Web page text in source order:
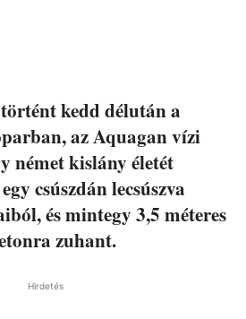
kedd délután a
az Aquagan vízi
német kislány életét
csúszdán lecsúszva
és mintegy 3,5 méteres
zuhant.
Hirdetés